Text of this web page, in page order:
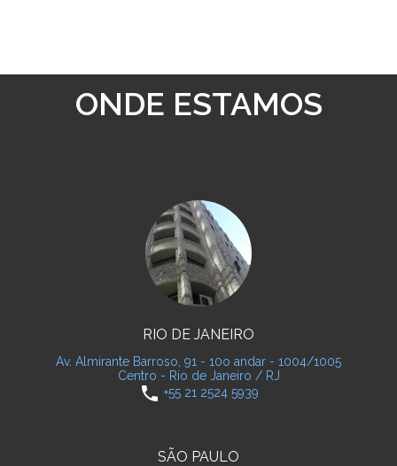
ONDE ESTAMOS
RIO DE JANEIRO
Av. Almirante Barroso, 91 - 10o andar - 1004/1005
Centro - Rio de Janeiro / RJ
phone +55 21 2524 5939
SÃO PAULO